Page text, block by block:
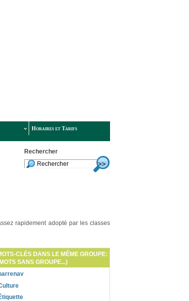
Horaires et Tarifs
Rechercher
rapidement adopté par les classes
CLÉS DANS LE MÊME GROUPE:
SANS GROUPE...)